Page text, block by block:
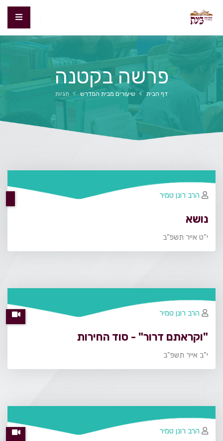
פרשה בקטנה
דף הבית שיעורים מבית המדרש תגיות
נושא
י"ט אייר תשפ"ב
הרב רונן טמיר
"וקראתם דרור" - סוד החירות
י"ב אייר תשפ"ב
הרב רונן טמיר
הרב רונן טמיר